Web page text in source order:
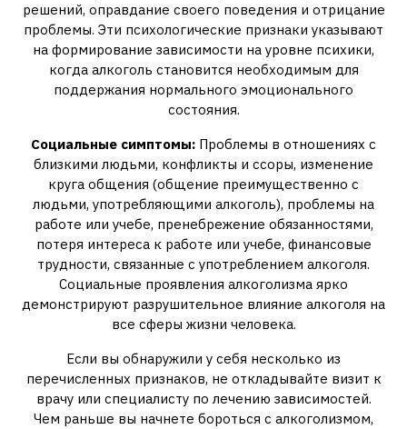
решений, оправдание своего поведения и отрицание
проблемы. Эти психологические признаки указывают
на формирование зависимости на уровне психики,
когда алкоголь становится необходимым для
поддержания нормального эмоционального
состояния.
Социальные симптомы: Проблемы в отношениях с
близкими людьми, конфликты и ссоры, изменение
круга общения (общение преимущественно с
людьми, употребляющими алкоголь), проблемы на
работе или учебе, пренебрежение обязанностями,
потеря интереса к работе или учебе, финансовые
трудности, связанные с употреблением алкоголя.
Социальные проявления алкоголизма ярко
демонстрируют разрушительное влияние алкоголя на
все сферы жизни человека.
Если вы обнаружили у себя несколько из
перечисленных признаков, не откладывайте визит к
врачу или специалисту по лечению зависимостей.
Чем раньше вы начнете бороться с алкоголизмом,